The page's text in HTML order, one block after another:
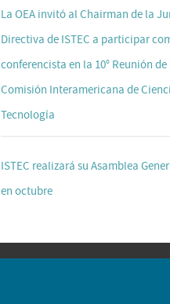
La OEA invitó al Chairman de la
Directiva de ISTEC a participar
conferencista en la 10° Reunión de
Comisión Interamericana de
Tecnología
ISTEC realizará su Asamblea
en octubre